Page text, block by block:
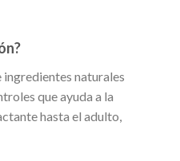
naturales
que ayuda a la
hasta el adulto,